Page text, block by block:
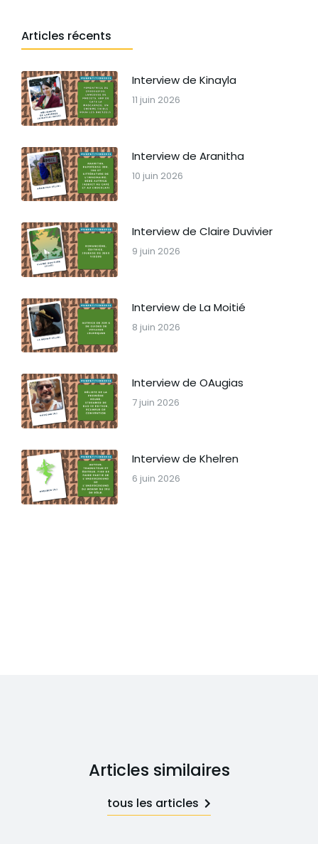
Articles récents
Interview de Kinayla
11 juin 2026
Interview de Aranitha
10 juin 2026
Interview de Claire Duvivier
9 juin 2026
Interview de La Moitié
8 juin 2026
Interview de OAugias
7 juin 2026
Interview de Khelren
6 juin 2026
Articles similaires
tous les articles